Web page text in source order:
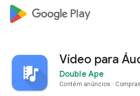
google_logo Play
Vídeo para
Double Ape
Contém anúncios